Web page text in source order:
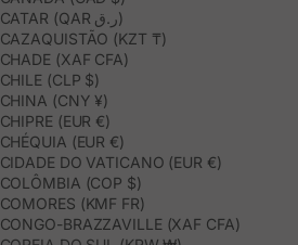
CATAR (QAR ر.ق)
CAZAQUISTÃO (KZT ₸)
CHADE (XAF CFA)
CHILE (CLP $)
CHINA (CNY ¥)
CHIPRE (EUR €)
CHÉQUIA (EUR €)
CIDADE DO VATICANO (EUR €)
COLÔMBIA (COP $)
COMORES (KMF FR)
CONGO-BRAZZAVILLE (XAF CFA)